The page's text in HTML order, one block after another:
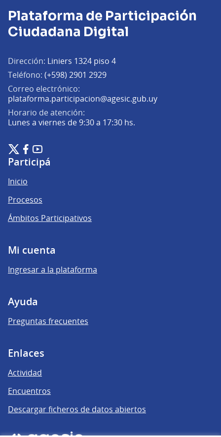
Plataforma de Participación
Ciudadana Digital
Dirección: Liniers 1324 piso 4
Teléfono: (+598) 2901 2929
Correo electrónico:
plataforma.participacion@agesic.gub.uy(Abrir en una
Horario de atención:
Lunes a viernes de 9:30 a 17:30 hs.
Plataforma de Participación Ciudadana Digital en X
(Enlace externo)
Plataforma de Participación Ciudadana Digital en Facebook
(Enlace externo)
Plataforma de Participación Ciudadana Digital en
(Enlace externo)
Participá
Inicio
Procesos
Ámbitos Participativos
Mi cuenta
Ingresar a la plataforma
Ayuda
Preguntas frecuentes
Enlaces
Actividad
Encuentros
Descargar ficheros de datos abiertos